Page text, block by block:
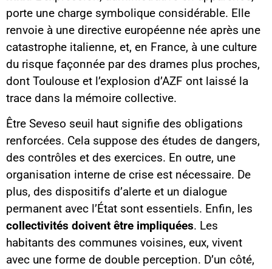
porte une charge symbolique considérable. Elle
renvoie à une directive européenne née après une
catastrophe italienne, et, en France, à une culture
du risque façonnée par des drames plus proches,
dont Toulouse et l’explosion d’AZF ont laissé la
trace dans la mémoire collective.
Être Seveso seuil haut signifie des obligations
renforcées. Cela suppose des études de dangers,
des contrôles et des exercices. En outre, une
organisation interne de crise est nécessaire. De
plus, des dispositifs d’alerte et un dialogue
permanent avec l’État sont essentiels. Enfin, les
collectivités doivent être impliquées. Les
habitants des communes voisines, eux, vivent
avec une forme de double perception. D’un côté,